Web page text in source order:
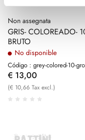
Non assegnata
GRIS- COLOREADO-
BRUTO
No disponible
Código : grey-colored-10-
€ 13,00
(€ 10,66 Tax excl.)